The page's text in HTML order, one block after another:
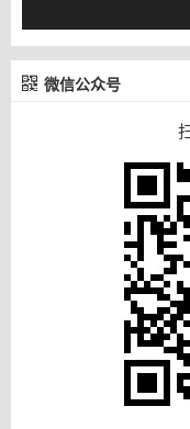
微信公众号